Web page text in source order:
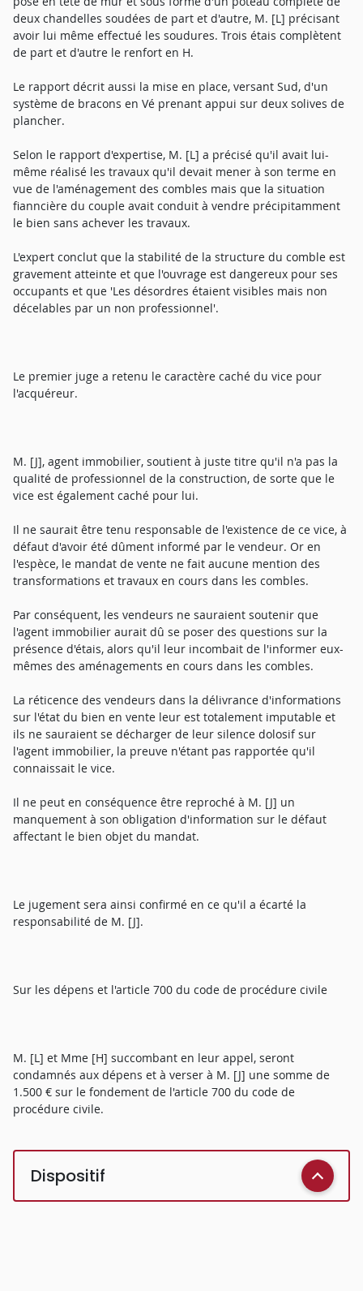
deux chandelles soudées de part et d'autre, M. [L] précisant
avoir lui même effectué les soudures. Trois étais complètent
de part et d'autre le renfort en H.
Le rapport décrit aussi la mise en place, versant Sud, d'un
système de bracons en Vé prenant appui sur deux solives de
plancher.
Selon le rapport d'expertise, M. [L] a précisé qu'il avait lui-
même réalisé les travaux qu'il devait mener à son terme en
vue de l'aménagement des combles mais que la situation
fianncière du couple avait conduit à vendre précipitamment
le bien sans achever les travaux.
L'expert conclut que la stabilité de la structure du comble est
gravement atteinte et que l'ouvrage est dangereux pour ses
occupants et que 'Les désordres étaient visibles mais non
décelables par un non professionnel'.
Le premier juge a retenu le caractère caché du vice pour
l'acquéreur.
M. [J], agent immobilier, soutient à juste titre qu'il n'a pas la
qualité de professionnel de la construction, de sorte que le
vice est également caché pour lui.
Il ne saurait être tenu responsable de l'existence de ce vice, à
défaut d'avoir été dûment informé par le vendeur. Or en
l'espèce, le mandat de vente ne fait aucune mention des
transformations et travaux en cours dans les combles.
Par conséquent, les vendeurs ne sauraient soutenir que
l'agent immobilier aurait dû se poser des questions sur la
présence d'étais, alors qu'il leur incombait de l'informer eux-
mêmes des aménagements en cours dans les combles.
La réticence des vendeurs dans la délivrance d'informations
sur l'état du bien en vente leur est totalement imputable et
ils ne sauraient se décharger de leur silence dolosif sur
l'agent immobilier, la preuve n'étant pas rapportée qu'il
connaissait le vice.
Il ne peut en conséquence être reproché à M. [J] un
manquement à son obligation d'information sur le défaut
affectant le bien objet du mandat.
Le jugement sera ainsi confirmé en ce qu'il a écarté la
responsabilité de M. [J].
Sur les dépens et l'article 700 du code de procédure civile
M. [L] et Mme [H] succombant en leur appel, seront
condamnés aux dépens et à verser à M. [J] une somme de
1.500 € sur le fondement de l'article 700 du code de
procédure civile.
Dispositif